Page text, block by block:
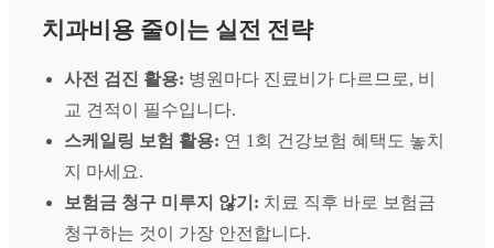
치과비용 줄이는 실전 전략
사전 검진 활용: 병원마다 진료비가 다르므로, 비
교 견적이 필수입니다.
스케일링 보험 활용: 연 1회 건강보험 혜택도 놓치
지 마세요.
보험금 청구 미루지 않기: 치료 직후 바로 보험금
청구하는 것이 가장 안전합니다.